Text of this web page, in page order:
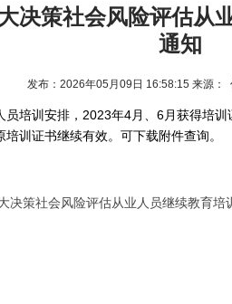
决策社会风险评估从
通知
发布：2026年05月09日 16:58:15 来源
员培训安排，2023年4月、6月获得培
训证书继续有效。可下载附件查询。
决策社会风险评估从业人员继续教育培